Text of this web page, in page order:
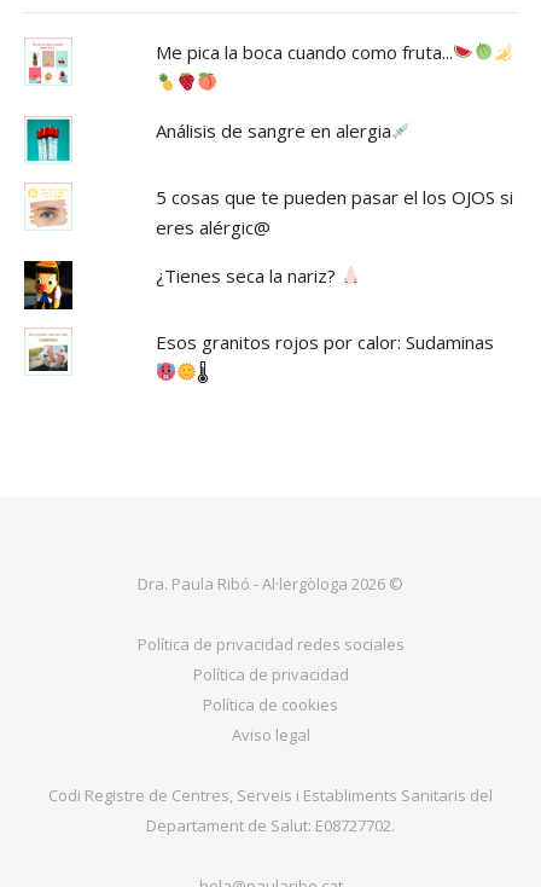
Me pica la boca cuando como fruta...
Análisis de sangre en alergia
5 cosas que te pueden pasar el los OJOS si
eres alérgic@
¿Tienes seca la nariz?
Esos granitos rojos por calor: Sudaminas
🌡
Dra. Paula Ribó - Al·lergòloga 2026 ©
Política de privacidad redes sociales
Política de privacidad
Política de cookies
Aviso legal
Codi Registre de Centres, Serveis i Establiments Sanitaris del
Departament de Salut: E08727702.